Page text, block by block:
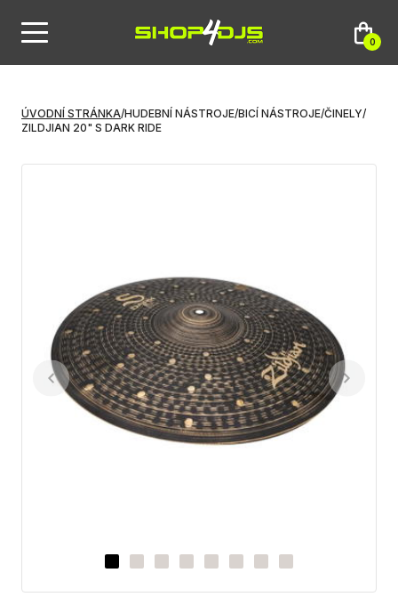
0
ÚVODNÍ STRÁNKA/HUDEBNÍ NÁSTROJE/BICÍ NÁSTROJE/ČINELY/
ZILDJIAN 20" S DARK RIDE